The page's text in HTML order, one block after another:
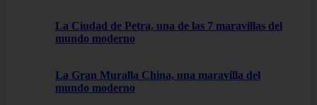
La Ciudad de Petra, una de las 7 maravillas del
mundo moderno
La Gran Muralla China, una maravilla del
mundo moderno